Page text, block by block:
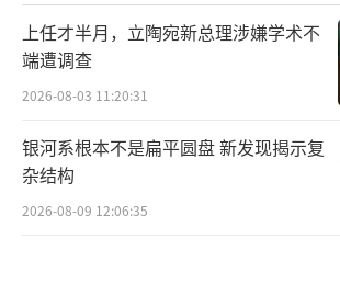
上任才半月，立陶宛新总理涉嫌学术不
端遭调查
2026-08-03 11:20:31
银河系根本不是扁平圆盘 新发现揭示复
杂结构
2026-08-09 12:06:35